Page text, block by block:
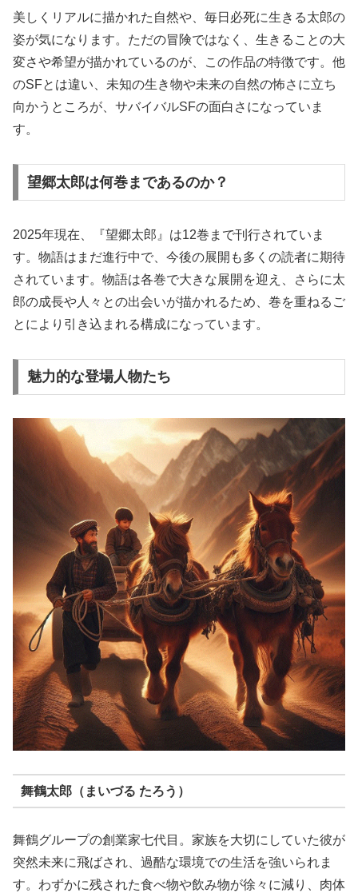
美しくリアルに描かれた自然や、毎日必死に生きる太郎の
姿が気になります。ただの冒険ではなく、生きることの大
変さや希望が描かれているのが、この作品の特徴です。他
のSFとは違い、未知の生き物や未来の自然の怖さに立ち
向かうところが、サバイバルSFの面白さになっていま
す。
望郷太郎は何巻まであるのか？
2025年現在、『望郷太郎』は12巻まで刊行されていま
す。物語はまだ進行中で、今後の展開も多くの読者に期待
されています。物語は各巻で大きな展開を迎え、さらに太
郎の成長や人々との出会いが描かれるため、巻を重ねるご
とにより引き込まれる構成になっています。
魅力的な登場人物たち
舞鶴太郎（まいづる たろう）
舞鶴グループの創業家七代目。家族を大切にしていた彼が
突然未来に飛ばされ、過酷な環境での生活を強いられま
す。わずかに残された食べ物や飲み物が徐々に減り、肉体